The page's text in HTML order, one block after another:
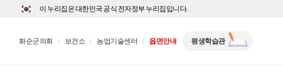
이 누리집은 대한민국 공식 전자정부 누리집입니다.
화순군의회 보건소 농업기술센터 읍면안내 평생학습관